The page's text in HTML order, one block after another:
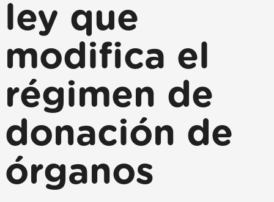
ley que
modifica el
régimen de
donación de
órganos